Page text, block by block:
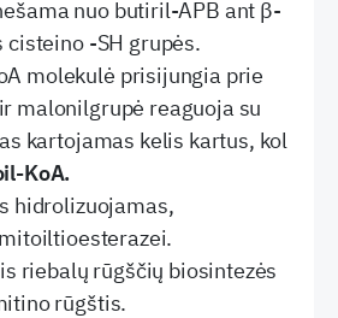
nuo butiril-APB ant β-
-SH grupės.
molekulė prisijungia prie
malonilgrupė reaguoja su
kartojamas kelis kartus, kol
KoA.
hidrolizuojamas,
riebalų rūgščių biosintezės
rūgštis.